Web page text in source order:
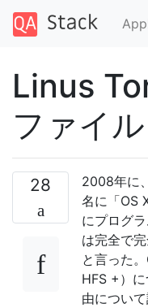
Linus
ファイ
28 2008年に
名に「OS
にプログ
は完全で
と言った
HFS +）
由につい